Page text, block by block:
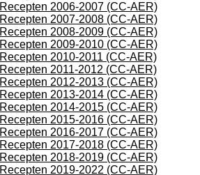
Recepten 2006-2007 (CC-AER)
Recepten 2007-2008 (CC-AER)
Recepten 2008-2009 (CC-AER)
Recepten 2009-2010 (CC-AER)
Recepten 2010-2011 (CC-AER)
Recepten 2011-2012 (CC-AER)
Recepten 2012-2013 (CC-AER)
Recepten 2013-2014 (CC-AER)
Recepten 2014-2015 (CC-AER)
Recepten 2015-2016 (CC-AER)
Recepten 2016-2017 (CC-AER)
Recepten 2017-2018 (CC-AER)
Recepten 2018-2019 (CC-AER)
Recepten 2019-2022 (CC-AER)